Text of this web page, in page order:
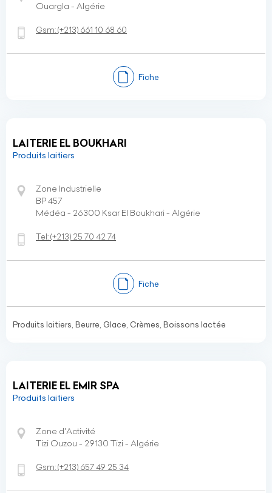
Ouargla - Algérie
Gsm:(+213) 661 10 68 60
Fiche
LAITERIE EL BOUKHARI
Produits laitiers
Zone Industrielle
BP 457
Médéa - 26300 Ksar El Boukhari - Algérie
Tel:(+213) 25 70 42 74
Fiche
Produits laitiers, Beurre, Glace, Crèmes, Boissons lactée
LAITERIE EL EMIR SPA
Produits laitiers
Zone d'Activité
Tizi Ouzou - 29130 Tizi - Algérie
Gsm:(+213) 657 49 25 34